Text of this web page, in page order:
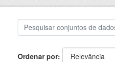
Ordenar por